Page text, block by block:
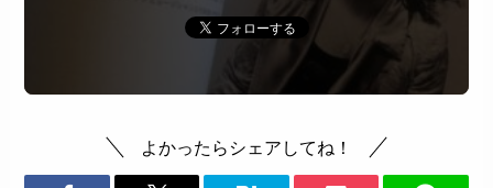
よかったらシェアしてね！